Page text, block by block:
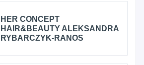
HER CONCEPT
HAIR&BEAUTY ALEKSANDRA
RYBARCZYK-RANOS